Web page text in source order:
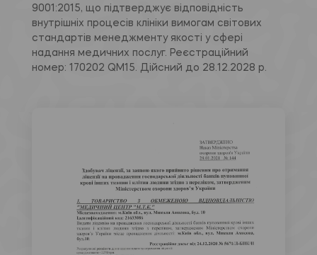
9001:2015, що підтверджує відповідність
внутрішніх процесів клініки вимогам світових
стандартів менеджменту якості у сфері
надання медичних послуг. Реєстраційний
номер: 170202 QM15. Дійсний до 28.12.2028 р.